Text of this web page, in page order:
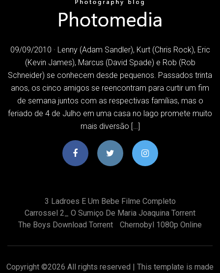
09/09/2010 · Lenny (Adam Sandler), Kurt (Chris Rock), Eric
(Kevin James), Marcus (David Spade) e Rob (Rob
Schneider) se conhecem desde pequenos. Passados trinta
anos, os cinco amigos se reencontram para curtir um fim
de semana juntos com as respectivas famílias, mas o
feriado de 4 de Julho em uma casa no lago promete muito
mais diversão […]
3 Ladroes E Um Bebe Filme Completo
Carrossel 2_ O Sumiço De Maria Joaquina Torrent
The Boys Download Torrent
Chernobyl 1080p Online
Copyright ©2026 All rights reserved | This template is made